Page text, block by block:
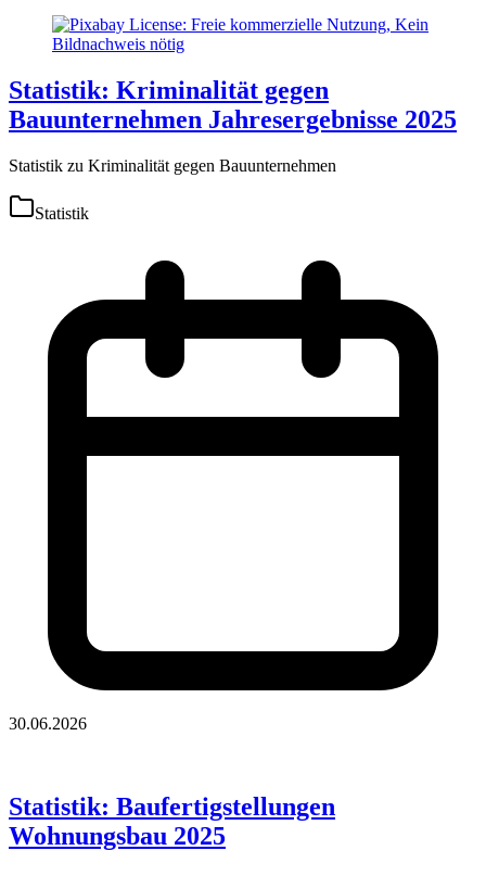
Statistik: Kriminalität gegen
Bauunternehmen Jahresergebnisse 2025
Statistik zu Kriminalität gegen Bauunternehmen
Statistik
30.06.2026
Statistik: Baufertigstellungen
Wohnungsbau 2025